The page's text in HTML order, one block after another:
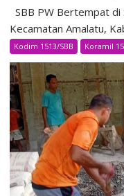
SBB PW Bertempat di
Kecamatan Amalatu,
Kodim 1513/SBB Koramil